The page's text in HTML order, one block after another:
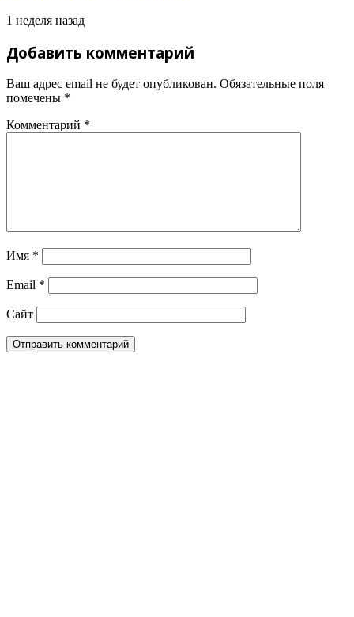
1 неделя назад
Добавить комментарий
Ваш адрес email не будет опубликован. Обязательные поля
помечены *
Комментарий *
Имя *
Email *
Сайт